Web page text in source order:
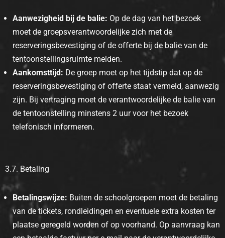
Aanwezigheid bij de balie: Op de dag van het bezoek
moet de groepsverantwoordelijke zich met de
reserveringsbevestiging of de offerte bij de balie van de
tentoonstellingsruimte melden.
Aankomsttijd: De groep moet op het tijdstip dat op de
reserveringsbevestiging of offerte staat vermeld, aanwezig
zijn. Bij vertraging moet de verantwoordelijke de balie van
de tentoonstelling minstens 2 uur voor het bezoek
telefonisch informeren.
3.7. Betaling
Betalingswijze: Buiten de schoolgroepen moet de betaling
van de tickets, rondleidingen en eventuele extra kosten ter
plaatse geregeld worden of op voorhand. Op aanvraag kan